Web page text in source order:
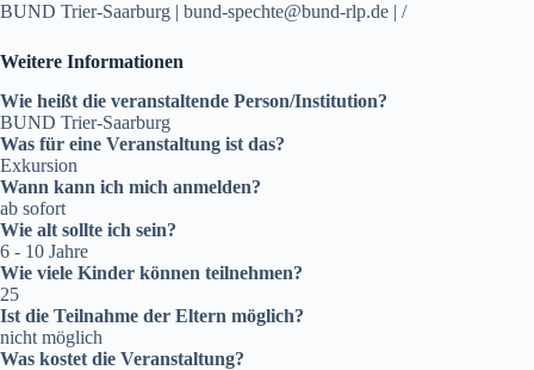
BUND Trier-Saarburg | bund-spechte@bund-rlp.de | /
Weitere Informationen
Wie heißt die veranstaltende Person/Institution?
BUND Trier-Saarburg
Was für eine Veranstaltung ist das?
Exkursion
Wann kann ich mich anmelden?
ab sofort
Wie alt sollte ich sein?
6 - 10 Jahre
Wie viele Kinder können teilnehmen?
25
Ist die Teilnahme der Eltern möglich?
nicht möglich
Was kostet die Veranstaltung?